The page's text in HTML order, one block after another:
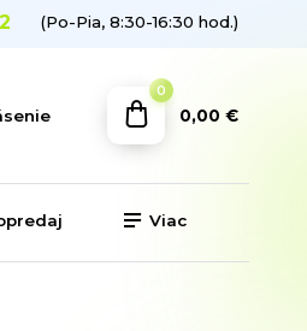
(Po-Pia, 8:30-16:30 hod.)
0
0,00 €
Viac